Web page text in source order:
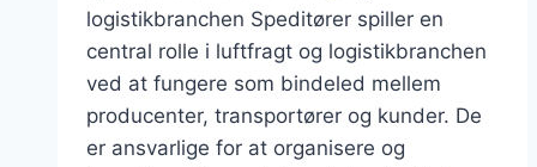
logistikbranchen Speditører spiller en
central rolle i luftfragt og logistikbranchen
ved at fungere som bindeled mellem
producenter, transportører og kunder. De
er ansvarlige for at organisere og